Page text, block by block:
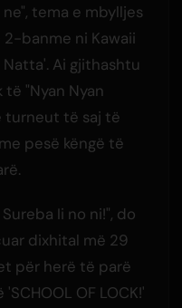
tema e mbylljes
banme ni Kawaii
Ai gjithashtu
"Nyan Nyan
turneut të saj të
pesë këngë të
Ii no ni!", do
dixhital më 29
për herë të parë
OF LOCK!'